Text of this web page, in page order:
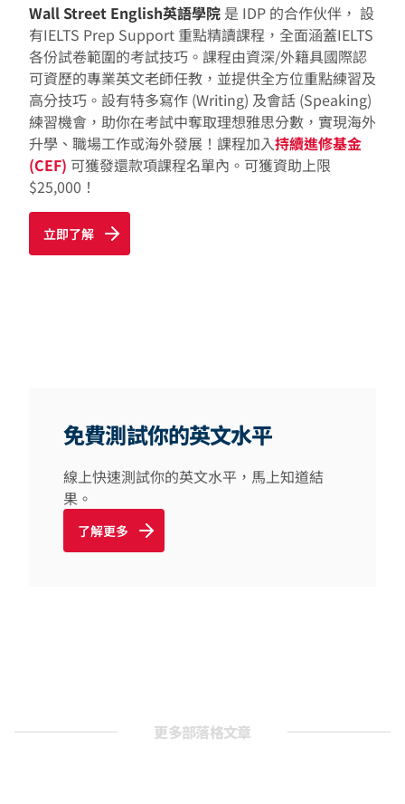
Wall Street English英語學院 是 IDP 的合作伙伴， 設
有IELTS Prep Support 重點精讀課程，全面涵蓋IELTS
各份試卷範圍的考試技巧。課程由資深/外籍具國際認
可資歷的專業英文老師任教，並提供全方位重點練習及
高分技巧。設有特多寫作 (Writing) 及會話 (Speaking)
練習機會，助你在考試中奪取理想雅思分數，實現海外
升學、職場工作或海外發展！課程加入持續進修基金
(CEF) 可獲發還款項課程名單內。可獲資助上限
$25,000！
立即了解
免費測試你的英文水平
線上快速測試你的英文水平，馬上知道結
果。
了解更多
更多部落格文章